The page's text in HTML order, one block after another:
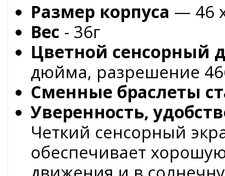
Размер корпуса — 46
Вес - 36г
Цветной сенсорный
дюйма, разрешение
Сменные браслеты
Уверенность,
Четкий сенсорный
обеспечивает